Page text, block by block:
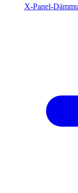
X-Panel-